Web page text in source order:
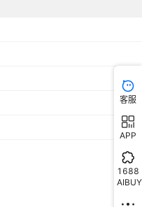
客服
APP
1688
AIBUY